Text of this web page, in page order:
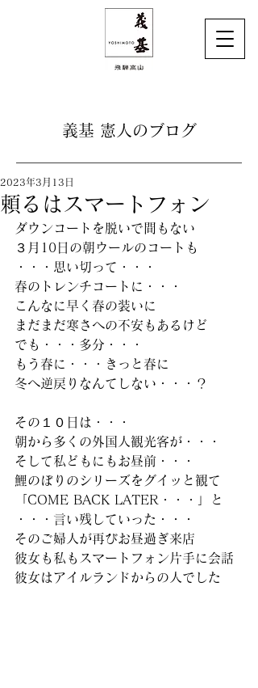
義基 憲人のブログ
頼るはスマートフォン
2023年3月13日
ダウンコートを脱いで間もない
３月10日の朝ウールのコートも
・・・思い切って・・・
春のトレンチコートに・・・
こんなに早く春の装いに
まだまだ寒さへの不安もあるけど
でも・・・多分・・・
もう春に・・・きっと春に
冬へ逆戻りなんてしない・・・？
その１０日は・・・
朝から多くの外国人観光客が・・・
そして私どもにもお昼前・・・
鯉のぼりのシリーズをグイッと観て
「COME BACK LATER・・・」と
・・・言い残していった・・・
そのご婦人が再びお昼過ぎ来店
彼女も私もスマートフォン片手に会話
彼女はアイルランドからの人でした